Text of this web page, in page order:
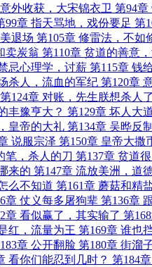
外收获，大宋锦衣卫 第94章
99章 指天骂地，戏份要足 第
退场 第105章 修雷法，不如
卖炭翁 第110章 贫道的善意
忌心理学，讨薪 第115章 钱
杀人，流血的军纪 第120章
第124章 对账，先生朕想杀人了
丰豫亨大？ 第129章 坏人大
皇帝的大礼 第134章 吴晔反
说服宗泽 第150章 皇帝大撒
笔，杀人的刀 第137章 贫道
来的 第147章 流放美洲，道
么不知道 第161章 蘑菇和精
章 仗义每多屠狗辈 第136章
章 看似赢了，其实输了 第
红，流量为王 第169章 谁也
章 公开翻脸 第180章 街溜
看你们能忍到几时？ 第184